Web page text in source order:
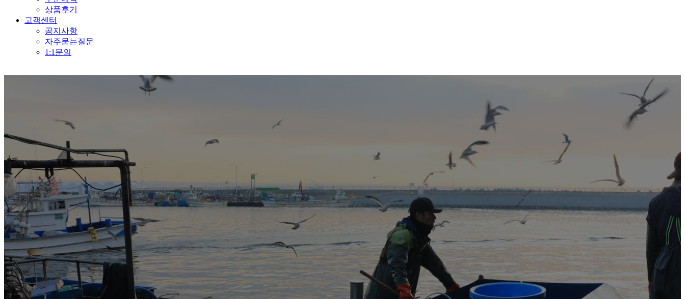
상품후기
고객센터
공지사항
자주묻는질문
1:1문의